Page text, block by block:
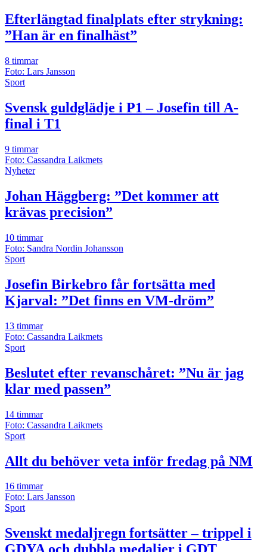
Efterlängtad finalplats efter strykning:
”Han är en finalhäst”
8 timmar
Foto: Lars Jansson
Sport
Svensk guldglädje i P1 – Josefin till A-
final i T1
9 timmar
Foto: Cassandra Laikmets
Nyheter
Johan Häggberg: ”Det kommer att
krävas precision”
10 timmar
Foto: Sandra Nordin Johansson
Sport
Josefin Birkebro får fortsätta med
Kjarval: ”Det finns en VM-dröm”
13 timmar
Foto: Cassandra Laikmets
Sport
Beslutet efter revanschåret: ”Nu är jag
klar med passen”
14 timmar
Foto: Cassandra Laikmets
Sport
Allt du behöver veta inför fredag på NM
16 timmar
Foto: Lars Jansson
Sport
Svenskt medaljregn fortsätter – trippel i